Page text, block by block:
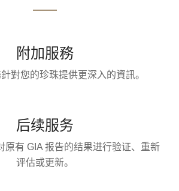
附加服務
對您的珍珠提供更深入的資訊。
后续服务
原有 GIA 报告的结果进行验证、重新
评估或更新。